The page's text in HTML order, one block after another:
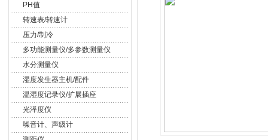
PH值
转速表/转速计
压力/制冷
多功能测量仪/多参数测量仪
水分测量仪
湿度发生器主机/配件
温湿度记录仪/扩展插座
光泽度仪
噪音计、声级计